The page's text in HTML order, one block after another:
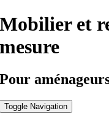
Mobilier et
mesure
Pour
Toggle Navigation